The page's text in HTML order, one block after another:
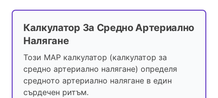
Калкулатор За Средно Артериално
Налягане
Този MAP калкулатор (калкулатор за
средно артериално налягане) определя
средното артериално налягане в един
сърдечен ритъм.